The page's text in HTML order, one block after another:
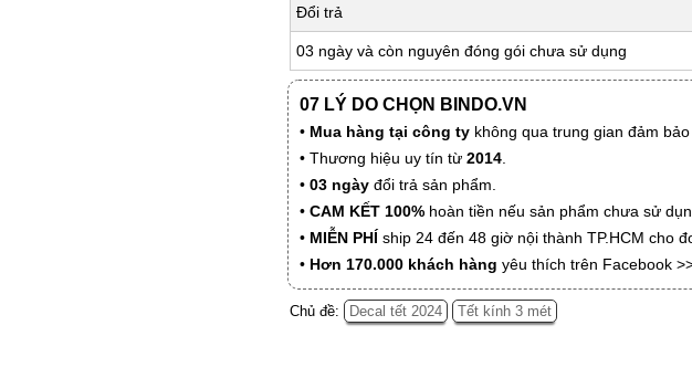
Đổi trả
03 ngày và còn nguyên đóng gói chưa sử dụng
07 LÝ DO CHỌN BINDO.VN
• Mua hàng tại công ty không qua trung gian đảm
• Thương hiệu uy tín từ 2014
• 03 ngày đổi trả sản phẩm.
• CAM KẾT 100% hoàn tiền nếu sản phẩm chưa sử
• MIỄN PHÍ ship 24 đến 48 giờ nội thành TP.HCM cho
• Hơn 170.000 khách hàng yêu thích trên Facebook
Chủ đề: Decal tết 2024 Tết kính 3 mét